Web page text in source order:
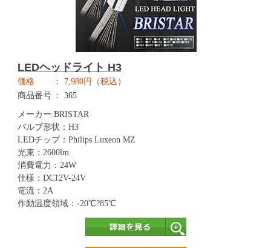
LEDヘッドライト H3
価格
7,980円（税込）
商品番号
365
メーカー:BRISTAR
バルブ形状：H3
LEDチップ：Philips Luxeon MZ
光束：2600lm
消費電力：24W
仕様：DC12V-24V
電流：2A
作動温度領域：-20℃?85℃